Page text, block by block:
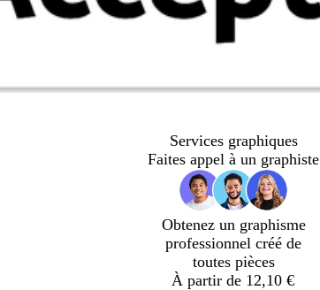
Services graphiques
Faites appel à un graphiste
Obtenez un graphisme
professionnel créé de
toutes pièces
À partir de 12,10 €